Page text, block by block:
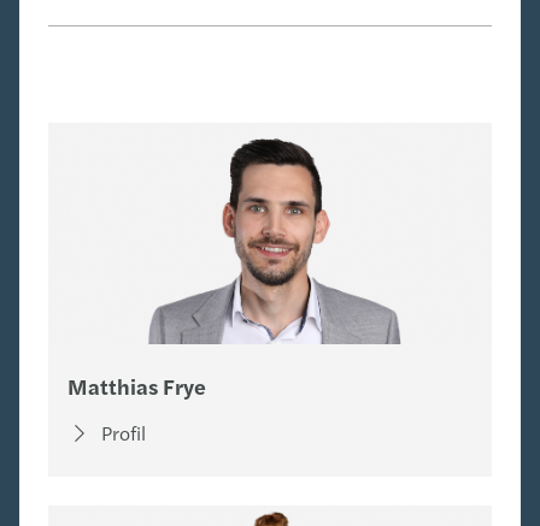
Matthias Frye
Profil